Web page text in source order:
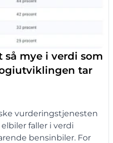
mye i verdi som
tar
vurderingstjenesten
faller i verdi
bensinbiler. For